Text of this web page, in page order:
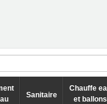
Sanitaire
Chauffe
et ballons